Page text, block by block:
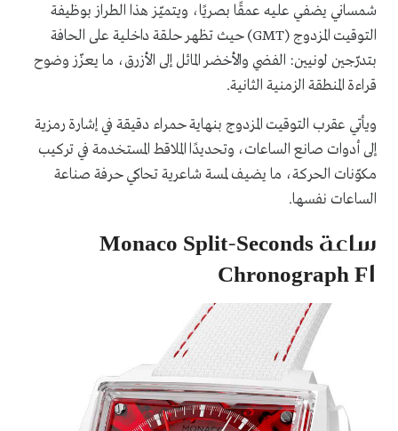
شمساني يضفي عليه عمقًا بصريًا، ويتميّز هذا الطراز بوظيفة
التوقيت المزدوج (GMT) حيث تظهر حلقة داخلية على الحافة
بتدرّجين لونيين: الفضي والأخضر المائل إلى الأزرق، ما يعزّز وضوح
قراءة المنطقة الزمنية الثانية.
ويأتي عقرب التوقيت المزدوج بنهاية حمراء دقيقة في إشارة رمزية
إلى أدوات صانع الساعات، وتحديدًا الملاقط المستخدمة في تركيب
مكوّنات الحركة، ما يضيف لمسة شاعرية تحاكي حرفة صناعة
الساعات نفسها.
ساعة Monaco Split-Seconds
Chronograph F1